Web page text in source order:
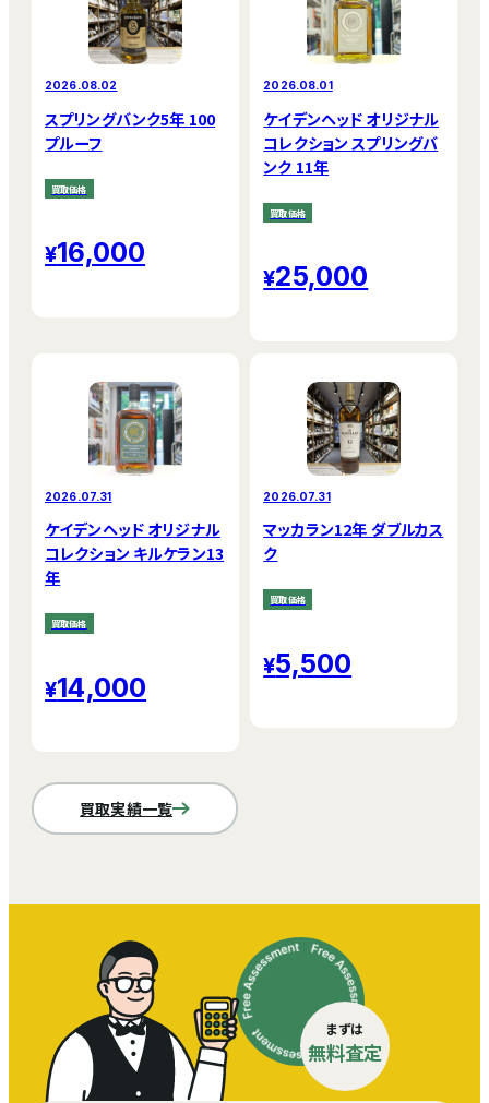
2026.08.02
スプリングバンク5年 100
プルーフ
買取価格
16,000
2026.08.01
ケイデンヘッド オリジナル
コレクション スプリングバ
ンク 11年
買取価格
25,000
2026.07.31
ケイデンヘッド オリジナル
コレクション キルケラン13
年
買取価格
14,000
2026.07.31
マッカラン12年 ダブルカス
ク
買取価格
5,500
買取実績一覧
まずは
無料査定